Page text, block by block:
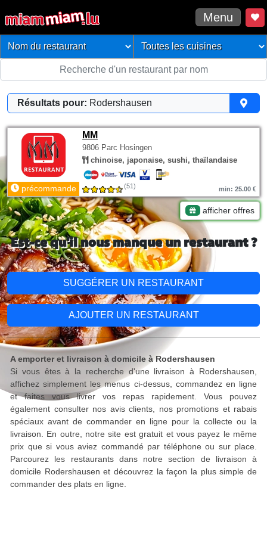
Menu
Résultats pour: Rodershausen
MM
9806 Parc Hosingen
chinoise, japonaise, sushi, thaïlandaise
précommande (51) min: 25.00 €
afficher offres
Est-ce qu'il nous manque un restaurant ?
SUGGÉRER UN RESTAURANT
AJOUTER UN RESTAURANT
A emporter et livraison à domicile à Rodershausen
Si vous êtes à la recherche d'une livraison à Rodershausen,
affichez simplement les menus ci-dessus, commandez en ligne
et faites vous livrer vos repas rapidement. Vous pouvez
également consulter nos avis clients, nos promotions et rabais
spéciaux avant de commander en ligne pour la collecte ou la
livraison. En outre, notre site est gratuit et vous payez le même
prix que si vous aviez commandé par téléphone ou sur place.
Parcourez les restaurants dans notre section de livraison à
domicile Rodershausen et découvrez la façon la plus simple de
commander des plats en ligne.